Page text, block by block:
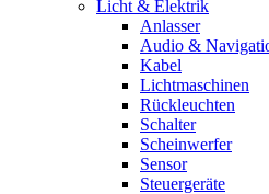
Licht & Elektrik
Anlasser
Audio &
Kabel
Lichtmaschinen
Rückleuchten
Schalter
Scheinwerfer
Sensor
Steuergeräte